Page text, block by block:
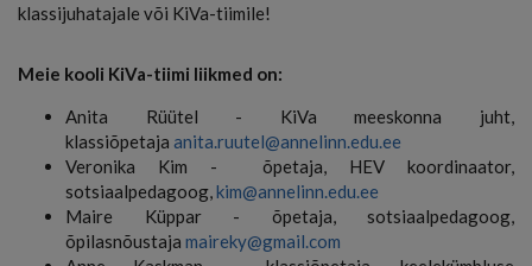
klassijuhatajale või KiVa-tiimile!
Meie kooli KiVa-tiimi liikmed on:
Anita Rüütel - KiVa meeskonna juht,
klassiõpetaja anita.ruutel@annelinn.edu.ee
Veronika Kim - õpetaja, HEV koordinaator,
sotsiaalpedagoog,kim@annelinn.edu.ee
Maire Küppar - õpetaja, sotsiaalpedagoog,
õpilasnõustaja maireky@gmail.com